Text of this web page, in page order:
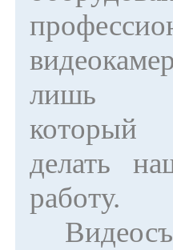
лишь
который
делать
работу.